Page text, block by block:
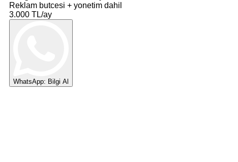
Reklam butcesi + yonetim dahil
3.000 TL/ay
WhatsApp: Bilgi Al